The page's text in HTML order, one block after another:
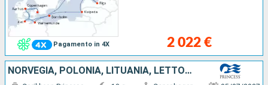
Pagamento in 4X 2 022 €
NORVEGIA, POLONIA, LITUANIA, LETTONIA, FINLANDIA, ESTONIA, SVEZIA, DANIMARCA